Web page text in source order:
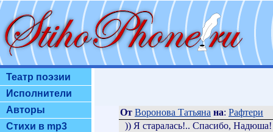
Театр поэзии
Исполнители
Авторы
Стихи в mp3
От Воронова Татьяна на: Рафтери
)) Я старалась!.. Спасибо, Надюша!